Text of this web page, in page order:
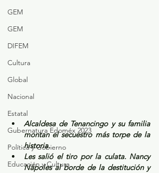
GEM
GEM
DIFEM
Cultura
Global
Nacional
Estatal
Gubernatura Edoméx 2023
Política y Gobierno
Educación y Cultura
Alcaldesa de Tenancingo y su familia
montan el secuestro más torpe de la
historia.
Les salió el tiro por la culata. Nancy
Nápoles al borde de la destitución y